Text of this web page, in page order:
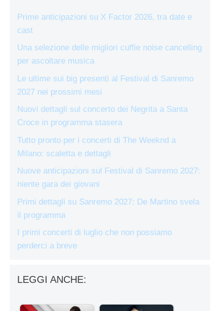
Prime anticipazioni su X Factor 2026, tra date e
cast
Una selezione delle migliori cuffie noise cancelling
per ascoltare musica
Le ultime sui big presenti al Festival di Sanremo
2027 nei prossimi mesi
Nuovi dettagli sul concerto dei Negrita a Santa
Croce in programma stasera
Tutto pronto per i concerti di The Weeknd a
Milano: scaletta e dettagli
Nuove anticipazioni sul Festival di Sanremo 2027:
niente gara dei giovani
Primi dettagli su Sanremo 2027: De Martino svela
il programma
I primi concerti di luglio che non possiamo
perderci a breve
LEGGI ANCHE: